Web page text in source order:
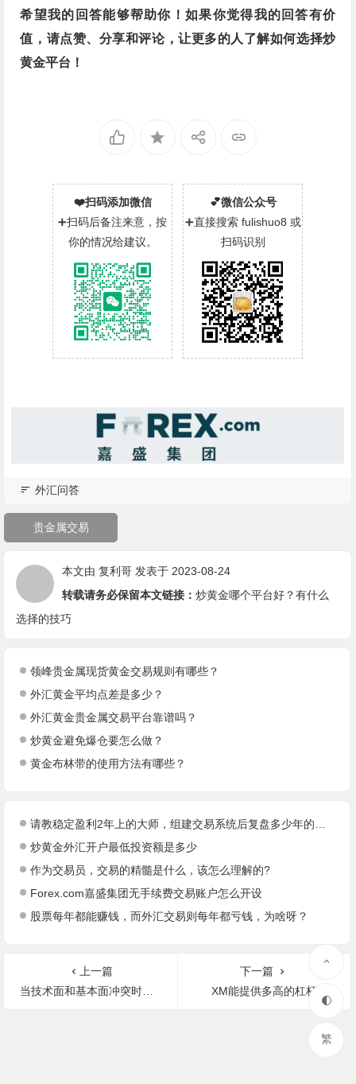
希望我的回答能够帮助你！如果你觉得我的回答有价
值，请点赞、分享和评论，让更多的人了解如何选择炒
黄金平台！
❤️扫码添加微信
➕扫码后备注来意，按
你的情况给建议。
💕微信公众号
➕直接搜索 fulishuo8 或
扫码识别
外汇问答
贵金属交易
本文由复利哥 发表于 2023-08-24
转载请务必保留本文链接：炒黄金哪个平台好？有什么
选择的技巧
领峰贵金属现货黄金交易规则有哪些？
外汇黄金平均点差是多少？
外汇黄金贵金属交易平台靠谱吗？
炒黄金避免爆仓要怎么做？
黄金布林带的使用方法有哪些？
请教稳定盈利2年上的大师，组建交易系统后复盘多少年的历史好？
炒黄金外汇开户最低投资额是多少
作为交易员，交易的精髓是什么，该怎么理解的?
Forex.com嘉盛集团无手续费交易账户怎么开设
股票每年都能赚钱，而外汇交易则每年都亏钱，为啥呀？
上一篇
当技术面和基本面冲突时，你会怎么做?
下一篇
XM能提供多高的杠杆
繁